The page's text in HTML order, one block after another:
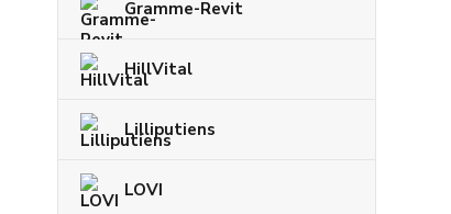
Gramme-Revit
HillVital
Lilliputiens
LOVI